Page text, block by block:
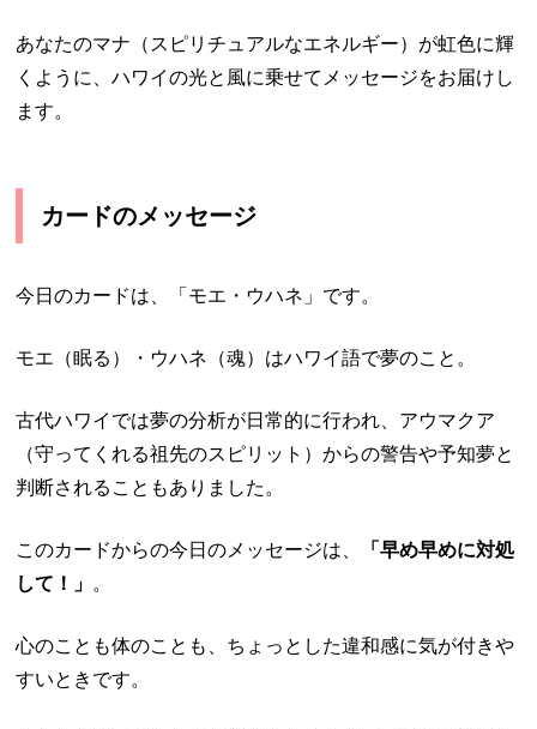
あなたのマナ（スピリチュアルなエネルギー）が虹色に輝
くように、ハワイの光と風に乗せてメッセージをお届けし
ます。
カードのメッセージ
今日のカードは、「モエ・ウハネ」です。
モエ（眠る）・ウハネ（魂）はハワイ語で夢のこと。
古代ハワイでは夢の分析が日常的に行われ、アウマクア
（守ってくれる祖先のスピリット）からの警告や予知夢と
判断されることもありました。
このカードからの今日のメッセージは、
「早め早めに対処
して！」 。
心のことも体のことも、ちょっとした違和感に気が付きや
すいときです。